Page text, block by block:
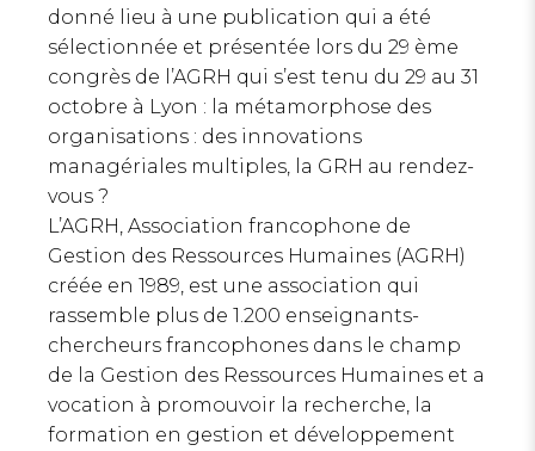
donné lieu à une publication qui a été
sélectionnée et présentée lors du 29 ème
congrès de l’AGRH qui s’est tenu du 29 au 31
octobre à Lyon : la métamorphose des
organisations : des innovations
managériales multiples, la GRH au rendez-
vous ?
L’AGRH, Association francophone de
Gestion des Ressources Humaines (AGRH)
créée en 1989, est une association qui
rassemble plus de 1.200 enseignants-
chercheurs francophones dans le champ
de la Gestion des Ressources Humaines et a
vocation à promouvoir la recherche, la
formation en gestion et développement